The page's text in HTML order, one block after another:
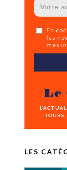
En
les
mes
Le
JOURS,
LES